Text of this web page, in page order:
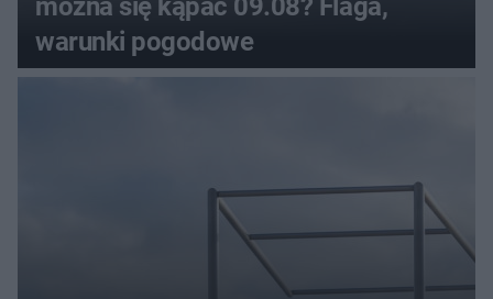
można się kąpać 09.08? Flaga,
warunki pogodowe